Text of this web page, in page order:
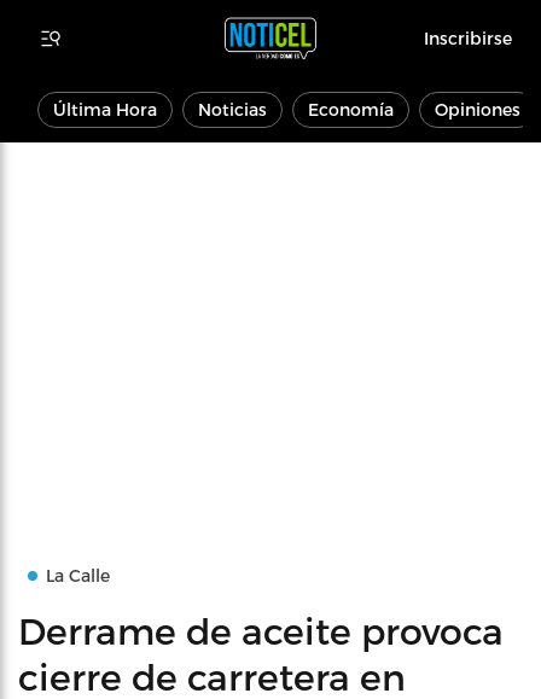
Inscribirse
Última Hora Noticias Economía Opiniones
La Calle
Derrame de aceite provoca
cierre de carretera en